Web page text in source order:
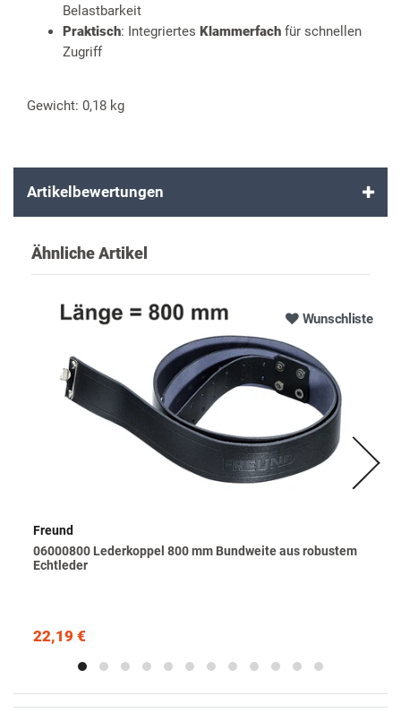
Belastbarkeit
Praktisch: Integriertes Klammerfach für schnellen
Zugriff
Gewicht: 0,18 kg
Artikelbewertungen
Ähnliche Artikel
Wunschliste
Freund
06000800 Lederkoppel 800 mm Bundweite aus robustem
Echtleder
22,19 €